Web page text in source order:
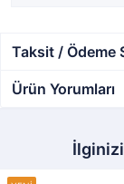
Taksit / Ödeme
Ürün Yorumları